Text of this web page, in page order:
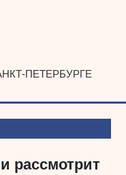
ПЕТЕРБУРГЕ
рассмотрит